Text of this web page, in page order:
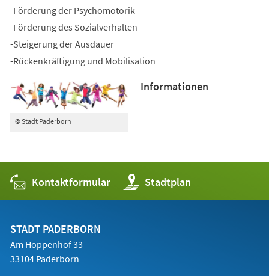
-Förderung der Psychomotorik
-Förderung des Sozialverhalten
-Steigerung der Ausdauer
-Rückenkräftigung und Mobilisation
© Stadt Paderborn
Informationen
Kontaktformular Stadtplan
(Öffnet
in
einem
STADT PADERBORN
Am Hoppenhof 33
33104 Paderborn